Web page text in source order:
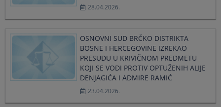
28.04.2026.
OSNOVNI SUD BRČKO DISTRIKTA
BOSNE I HERCEGOVINE IZREKAO
PRESUDU U KRIVIČNOM PREDMETU
KOJI SE VODI PROTIV OPTUŽENIH ALIJE
DENJAGIĆA I ADMIRE RAMIĆ
23.04.2026.